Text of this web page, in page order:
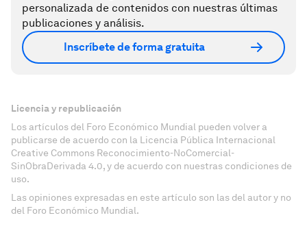
personalizada de contenidos con nuestras últimas
publicaciones y análisis.
Inscríbete de forma gratuita
Licencia y republicación
Los artículos del Foro Económico Mundial pueden volver a
publicarse de acuerdo con la Licencia Pública Internacional
Creative Commons Reconocimiento-NoComercial-
SinObraDerivada 4.0, y de acuerdo con nuestras condiciones de
uso.
Las opiniones expresadas en este artículo son las del autor y no
del Foro Económico Mundial.